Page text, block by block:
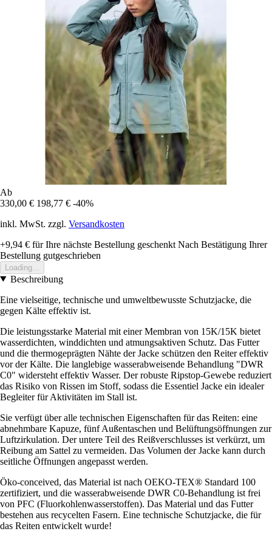
Ab
330,00 € 198,77 € -40%
inkl. MwSt. zzgl. Versandkosten
+9,94 € für Ihre nächste Bestellung geschenkt Nach Bestätigung Ihrer
Bestellung gutgeschrieben
Loading...
Beschreibung
Eine vielseitige, technische und umweltbewusste Schutzjacke, die
gegen Kälte effektiv ist.
Die leistungsstarke Material mit einer Membran von 15K/15K bietet
wasserdichten, winddichten und atmungsaktiven Schutz. Das Futter
und die thermogeprägten Nähte der Jacke schützen den Reiter effektiv
vor der Kälte. Die langlebige wasserabweisende Behandlung "DWR
C0" widersteht effektiv Wasser. Der robuste Ripstop-Gewebe reduziert
das Risiko von Rissen im Stoff, sodass die Essentiel Jacke ein idealer
Begleiter für Aktivitäten im Stall ist.
Sie verfügt über alle technischen Eigenschaften für das Reiten: eine
abnehmbare Kapuze, fünf Außentaschen und Belüftungsöffnungen zur
Luftzirkulation. Der untere Teil des Reißverschlusses ist verkürzt, um
Reibung am Sattel zu vermeiden. Das Volumen der Jacke kann durch
seitliche Öffnungen angepasst werden.
Öko-conceived, das Material ist nach OEKO-TEX® Standard 100
zertifiziert, und die wasserabweisende DWR C0-Behandlung ist frei
von PFC (Fluorkohlenwasserstoffen). Das Material und das Futter
bestehen aus recycelten Fasern. Eine technische Schutzjacke, die für
das Reiten entwickelt wurde!